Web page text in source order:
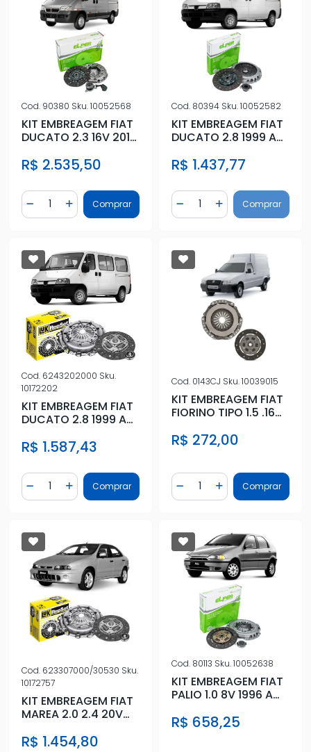
Cod. 90380 Sku.10052568
KIT EMBREAGEM FIAT
DUCATO 2.3 16V 2018
ATUADOR
R$ 2.535,50
Diminuir Quantidade
Quantidade
Adicionar Quantidade
Comprar
Cod. 80394 Sku.10052582
KIT EMBREAGEM FIAT
DUCATO 2.8 1999 A
ROLAMENTO
R$ 1.437,77
Diminuir Quantidade
Quantidade
AdicionarComprar
Cod. 6243202000 Sku.
10172202
KIT EMBREAGEM FIAT
DUCATO 2.8 1999 A
ROLAMENTO
R$ 1.587,43
Diminuir Quantidade
Quantidade
Adicionar Quantidade
Comprar
Cod. 0143CJ Sku.10039015
KIT EMBREAGEM FIAT
FIORINO TIPO 1.5 .16
REMANUFATURADO
R$ 272,00
Diminuir Quantidade
Quantidade
AdicionarComprar
Cod. 623307000/30530 Sku.
10172757
KIT EMBREAGEM FIAT
MAREA 2.0 2.4 20V
R$ 1.454,80
Cod. 80113 Sku.10052638
KIT EMBREAGEM FIAT
PALIO 1.0 8V 1996 A
R$ 658,25